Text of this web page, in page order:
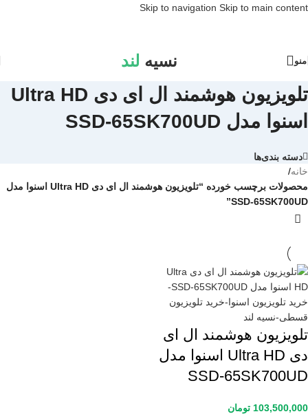
Skip to navigation Skip to main content
منو نسیه لند
تلویزیون هوشمند ال ای دی Ultra HD
اسنوا مدل SSD-65SK700UD
دسته بندی‌ها
خانه/
محصولات برچسب خورده “تلویزیون هوشمند ال ای دی Ultra HD اسنوا مدل
SSD-65SK700UD”
تلویزیون هوشمند ال ای
دی Ultra HD اسنوا مدل
SSD-65SK700UD
103,500,000 تومان